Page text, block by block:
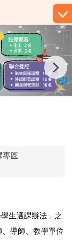
專區
生選課辦法」之
導師、教學單位